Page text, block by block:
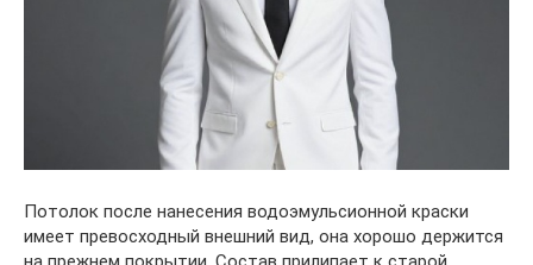
Потолок после нанесения водоэмульсионной краски
имеет превосходный внешний вид, она хорошо держится